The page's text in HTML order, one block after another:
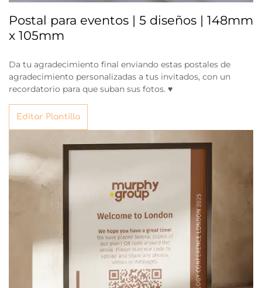
Postal para eventos | 5 diseños | 148mm
x 105mm
Da tu agradecimiento final enviando estas postales de
agradecimiento personalizadas a tus invitados, con un
recordatorio para que suban sus fotos. ♥
Editar Plantilla